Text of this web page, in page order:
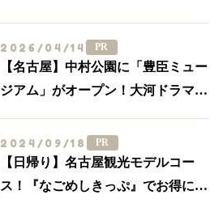
2026/04/14 PR
【名古屋】中村公園に「豊臣ミュー
ジアム」がオープン！大河ドラマ
トを一挙紹介
2024/09/18 PR
【日帰り】名古屋観光モデルコー
ス！『なごめしきっぷ』でお得にグ